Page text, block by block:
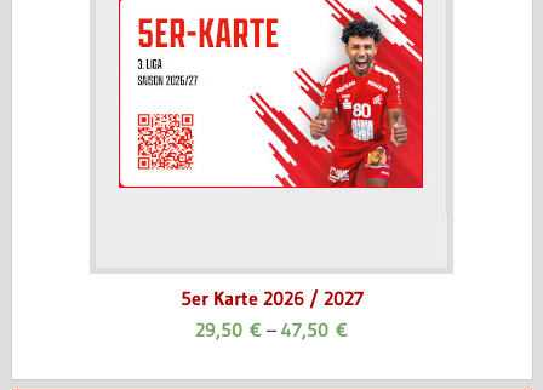
5er Karte 2026 / 2027
29,50 € – 47,50 €